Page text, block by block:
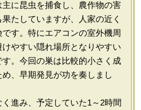
に昆虫を捕食し、農作物の害
たしていますが、人家の近く
す。特にエアコンの室外機周
やすい隠れ場所となりやすい
。今回の巣は比較的小さく成
、早期発見が功を奏しまし
進み、予定していた1～2時間